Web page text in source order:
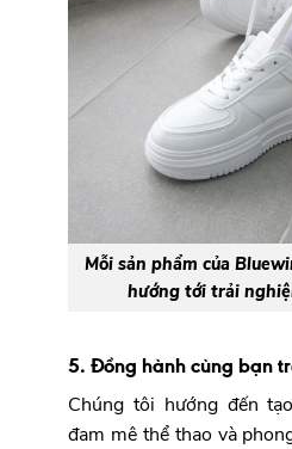
Mỗi sản phẩm của
hướng tới trải
5. Đồng hành cùng bạn
Chúng tôi hướng đến
đam mê thể thao và